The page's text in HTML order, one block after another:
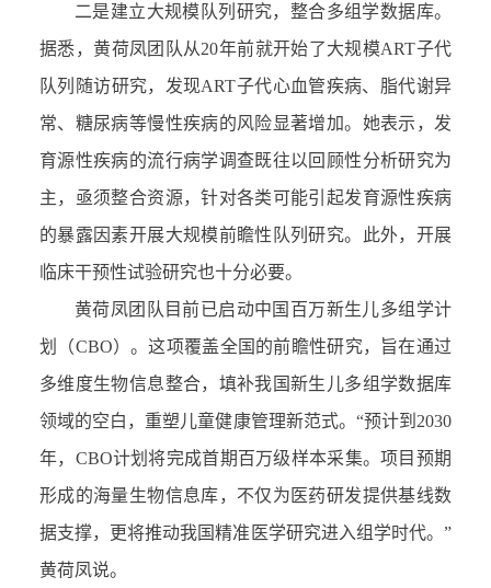
二是建立大规模队列研究，整合多组学数据库。
据悉，黄荷凤团队从20年前就开始了大规模ART子代
队列随访研究，发现ART子代心血管疾病、脂代谢异
常、糖尿病等慢性疾病的风险显著增加。她表示，发
育源性疾病的流行病学调查既往以回顾性分析研究为
主，亟须整合资源，针对各类可能引起发育源性疾病
的暴露因素开展大规模前瞻性队列研究。此外，开展
临床干预性试验研究也十分必要。
黄荷凤团队目前已启动中国百万新生儿多组学计
划（CBO）。这项覆盖全国的前瞻性研究，旨在通过
多维度生物信息整合，填补我国新生儿多组学数据库
领域的空白，重塑儿童健康管理新范式。“预计到2030
年，CBO计划将完成首期百万级样本采集。项目预期
形成的海量生物信息库，不仅为医药研发提供基线数
据支撑，更将推动我国精准医学研究进入组学时代。”
黄荷凤说。